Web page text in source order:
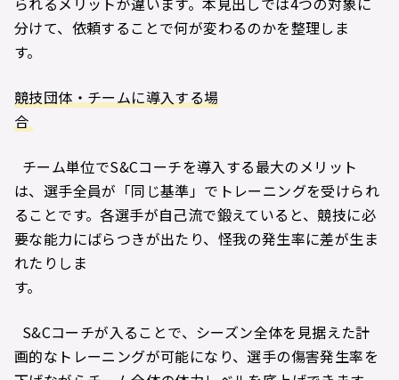
分けて、依頼することで何が変わるのかを整理しま
す。
競技団体・チームに導入する場
合
チーム単位でS&Cコーチを導入する最大のメリット
は、選手全員が「同じ基準」でトレーニングを受けられ
ることです。各選手が自己流で鍛えていると、競技に必
要な能力にばらつきが出たり、怪我の発生率に差が生ま
れたりしま
す。
S&Cコーチが入ることで、シーズン全体を見据えた計
画的なトレーニングが可能になり、選手の傷害発生率を